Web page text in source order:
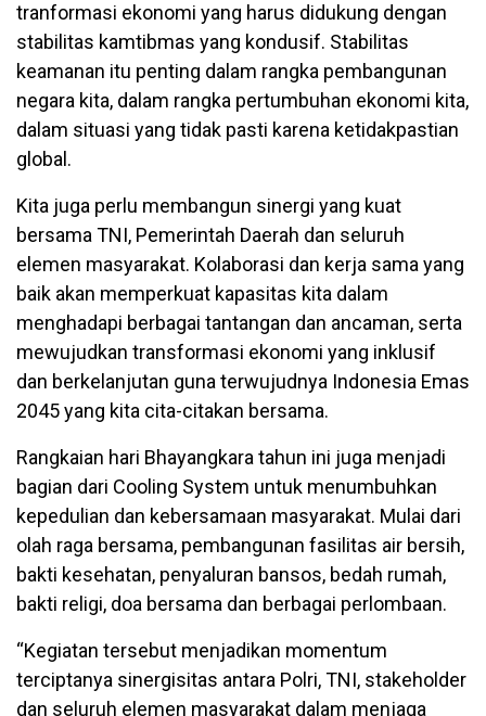
tranformasi ekonomi yang harus didukung dengan
stabilitas kamtibmas yang kondusif. Stabilitas
keamanan itu penting dalam rangka pembangunan
negara kita, dalam rangka pertumbuhan ekonomi kita,
dalam situasi yang tidak pasti karena ketidakpastian
global.
Kita juga perlu membangun sinergi yang kuat
bersama TNI, Pemerintah Daerah dan seluruh
elemen masyarakat. Kolaborasi dan kerja sama yang
baik akan memperkuat kapasitas kita dalam
menghadapi berbagai tantangan dan ancaman, serta
mewujudkan transformasi ekonomi yang inklusif
dan berkelanjutan guna terwujudnya Indonesia Emas
2045 yang kita cita-citakan bersama.
Rangkaian hari Bhayangkara tahun ini juga menjadi
bagian dari Cooling System untuk menumbuhkan
kepedulian dan kebersamaan masyarakat. Mulai dari
olah raga bersama, pembangunan fasilitas air bersih,
bakti kesehatan, penyaluran bansos, bedah rumah,
bakti religi, doa bersama dan berbagai perlombaan.
“Kegiatan tersebut menjadikan momentum
terciptanya sinergisitas antara Polri, TNI, stakeholder
dan seluruh elemen masyarakat dalam menjaga